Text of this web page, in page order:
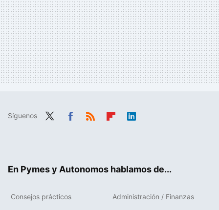
Síguenos
En Pymes y Autonomos hablamos de...
Consejos prácticos Administración / Finanzas